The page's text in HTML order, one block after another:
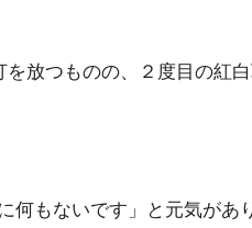
放つものの、２度目の紅
もないです」と元気があ